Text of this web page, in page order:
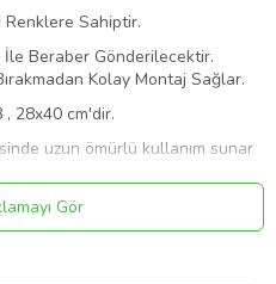
Renklere Sahiptir.
İle Beraber Gönderilecektir.
Kolay Montaj Sağlar.
28x40 cm'dir.
uzun ömürlü kullanım sunar
montaj gerektirmeyen pratik
uyum sağlar.
Gör